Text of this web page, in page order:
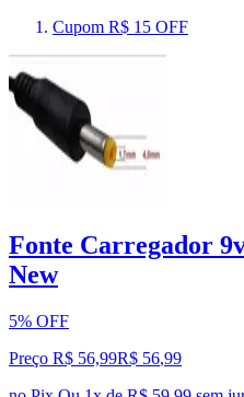
Cupom R$ 15 OFF
Fonte Carregador
New
5% OFF
Preço R$ 56,99R$ 56,99